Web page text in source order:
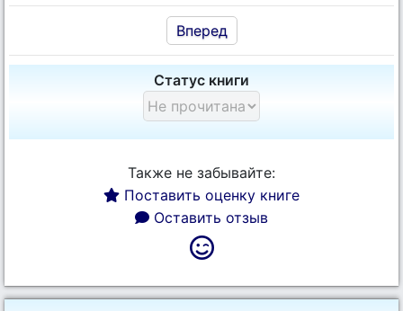
Вперед
Статус книги
Также не забывайте:
Поставить оценку книге
Оставить отзыв